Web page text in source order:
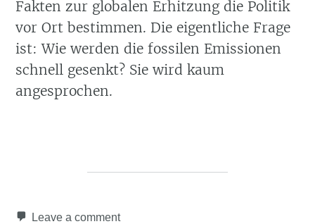
Fakten zur globalen Erhitzung die Politik
vor Ort bestimmen. Die eigentliche Frage
ist: Wie werden die fossilen Emissionen
schnell gesenkt? Sie wird kaum
angesprochen.
Leave a comment